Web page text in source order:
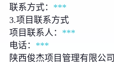
联系方式： ***
3.项目联系方式
项目联系人： ***
电话： ***
陕西俊杰项目管理有限公司